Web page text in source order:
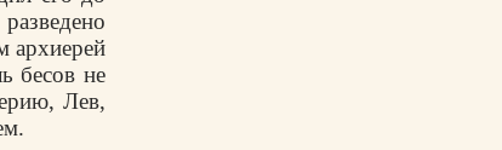
архиерей
бесов не
Лев,